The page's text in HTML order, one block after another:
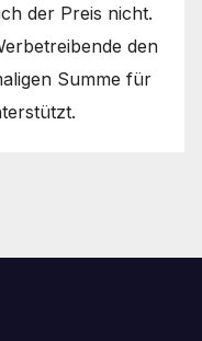
der Preis nicht.
den
Summe für